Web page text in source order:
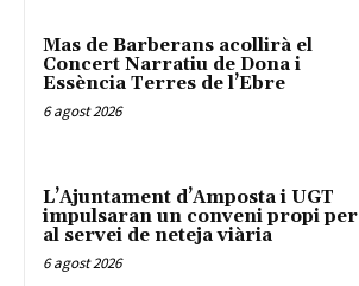
Mas de Barberans acollirà el
Concert Narratiu de Dona i
Essència Terres de l’Ebre
6 agost 2026
L’Ajuntament d’Amposta i UGT
impulsaran un conveni propi per
al servei de neteja viària
6 agost 2026